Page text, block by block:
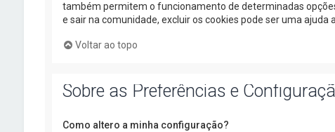
também permitem o funcionamento de determinadas
e sair na comunidade, excluir os cookies pode ser uma ajuda
Voltar ao topo
Sobre as Preferências e
Como altero a minha configuração?